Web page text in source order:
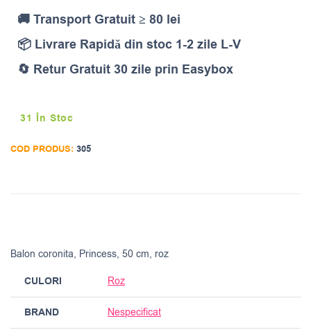
🚚 Transport Gratuit ≥ 80 lei
📦 Livrare Rapidă din stoc 1-2 zile L-V
🔄 Retur Gratuit 30 zile prin Easybox
31 În Stoc
COD PRODUS: 305
Balon coronita, Princess, 50 cm, roz
CULORI Roz
BRAND Nespecificat